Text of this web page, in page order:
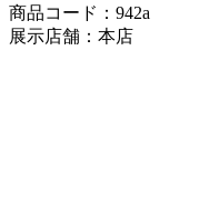
商品コード：942a
展示店舗：本店